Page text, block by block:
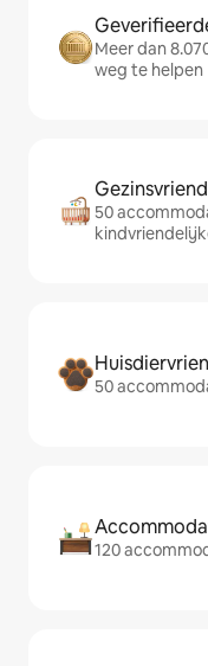
Meer dan
weg te helpen
50
50
120